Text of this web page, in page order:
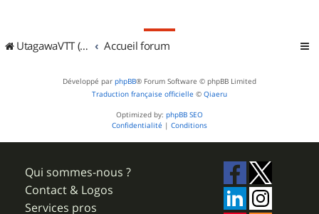
UtagawaVTT (Randos VTT et VTTAE avec traces GPS) Accueil forum
Développé par phpBB® Forum Software © phpBB Limited
Traduction française officielle © Qiaeru
Optimized by: phpBB SEO
Confidentialité | Conditions
Qui sommes-nous ?
Contact & Logos
Services pros